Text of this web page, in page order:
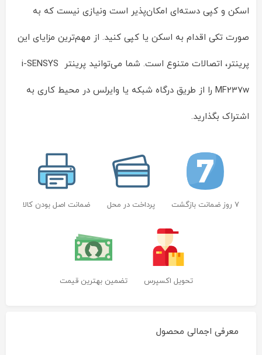
اسکن و کپی دسته‌ای امکان‌پذیر است ونیازی نیست که به
صورت تکی اقدام به اسکن یا کپی کنید. از مهم‌ترین مزایای این
پرینتر، اتصالات متنوع است. شما می‌توانید پرینتر i-SENSYS
MF237w را از طریق درگاه شبکه یا وایرلس در محیط کاری به
اشتراک بگذارید.
7 روز ضمانت بازگشت پرداخت در محل ضمانت اصل بودن کالا
تحویل اکسپرس تضمین بهترین قیمت
معرفی اجمالی محصول